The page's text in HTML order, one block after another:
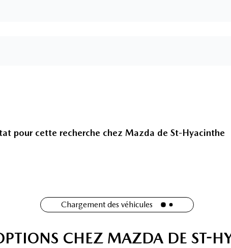
pour cette recherche chez Mazda de St-Hyacinthe
Chargement des véhicules
CHEZ MAZDA DE ST-